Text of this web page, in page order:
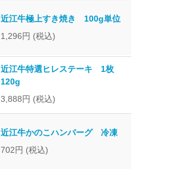
近江牛極上すき焼き 100g単位
1,296円 (税込)
近江牛特選ヒレステーキ 1枚
120g
3,888円 (税込)
近江牛かのこハンバーグ 冷凍
702円 (税込)